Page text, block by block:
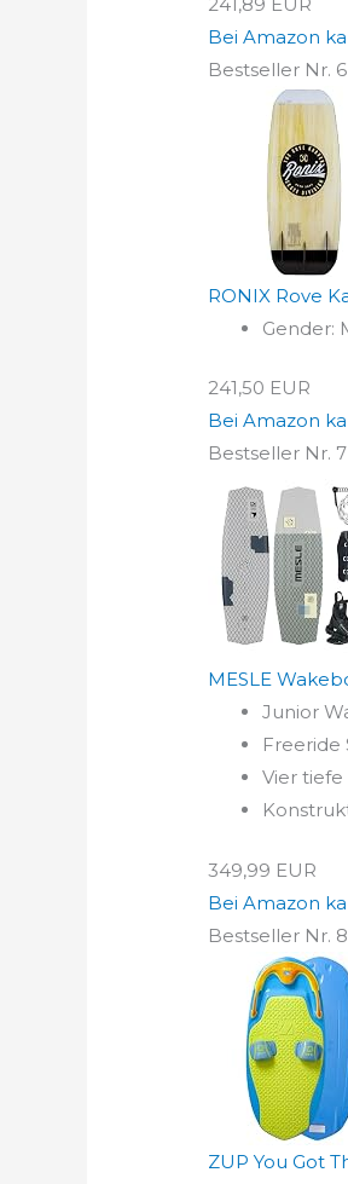
Bei Amazon
Bestseller Nr. 6
RONIX Rove
Gender:
241,50 EUR
Bei Amazon
Bestseller Nr. 7
MESLE
Junior
Freeride
Vier
349,99 EUR
Bei Amazon
Bestseller Nr. 8
ZUP You Got